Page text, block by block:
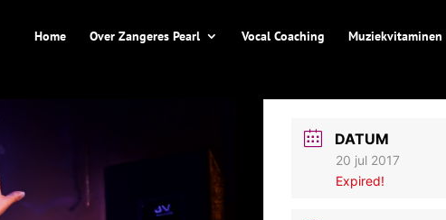
Home Over Zangeres Pearl Vocal Coaching Muziekvitaminen
DATUM
20 jul 2017
Expired!